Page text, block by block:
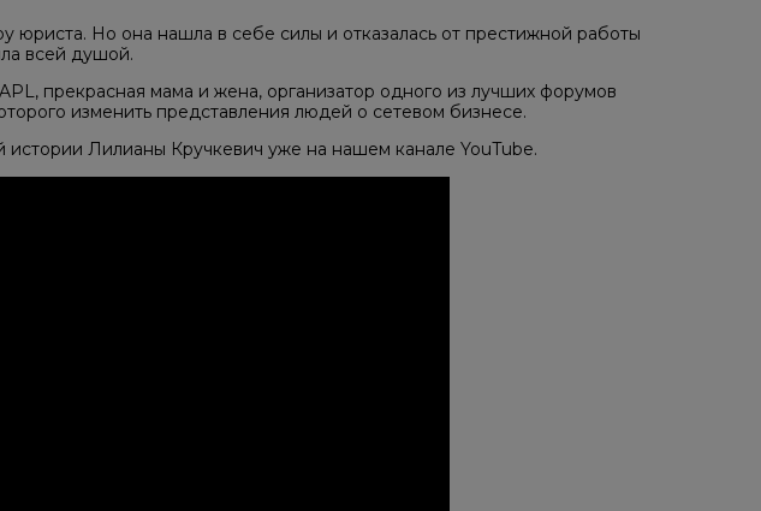
юриста. Но она нашла в себе силы и отказалась от престижной работы
всей душой.
прекрасная мама и жена, организатор одного из лучших форумов
изменить представления людей о сетевом бизнесе.
Лилианы Кручкевич уже на нашем канале YouTube.